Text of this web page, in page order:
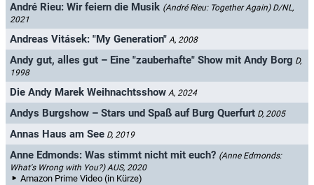
André Rieu: Wir feiern die Musik (André Rieu: Together Again) D/NL,
2021
Andreas Vitásek: "My Generation" A, 2008
Andy gut, alles gut – Eine "zauberhafte" Show mit Andy Borg D,
1998
Die Andy Marek Weihnachtsshow A, 2024
Andys Burgshow – Stars und Spaß auf Burg Querfurt D, 2005
Annas Haus am See D, 2019
Anne Edmonds: Was stimmt nicht mit euch? (Anne Edmonds:
What's Wrong with You?) AUS, 2020
Amazon Prime Video (in Kürze)